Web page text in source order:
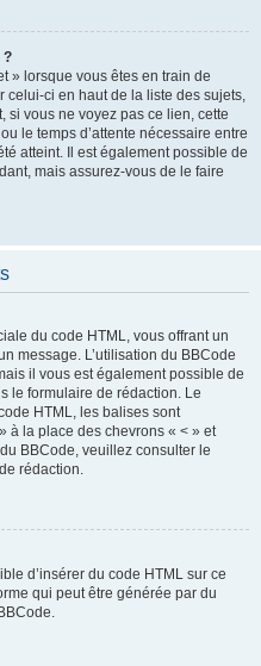
?
» lorsque vous êtes en train de
celui-ci en haut de la liste des sujets,
si vous ne voyez pas ce lien, cette
le temps d’attente nécessaire entre
atteint. Il est également possible de
mais assurez-vous de le faire
du code HTML, vous offrant un
message. L’utilisation du BBCode
il vous est également possible de
le formulaire de rédaction. Le
HTML, les balises sont
à la place des chevrons « < » et
BBCode, veuillez consulter le
rédaction.
d’insérer du code HTML sur ce
qui peut être générée par du